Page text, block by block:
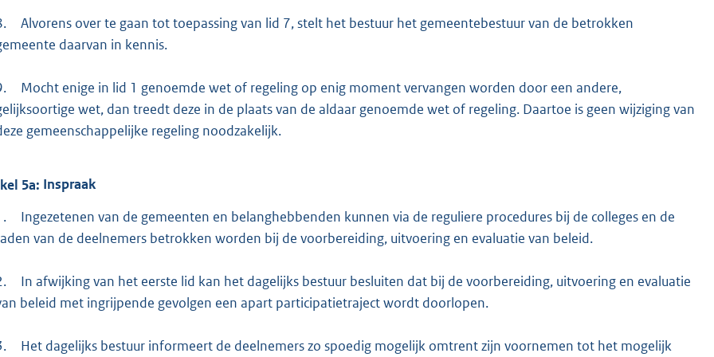
Alvorens over te gaan tot toepassing van lid 7, stelt het bestuur het gemeentebestuur van de betrokken
daarvan in kennis.
Mocht enige in lid 1 genoemde wet of regeling op enig moment vervangen worden door een andere,
wet, dan treedt deze in de plaats van de aldaar genoemde wet of regeling. Daartoe is geen wijziging van
gemeenschappelijke regeling noodzakelijk.
5a: Inspraak
Ingezetenen van de gemeenten en belanghebbenden kunnen via de reguliere procedures bij de colleges en de
van de deelnemers betrokken worden bij de voorbereiding, uitvoering en evaluatie van beleid.
In afwijking van het eerste lid kan het dagelijks bestuur besluiten dat bij de voorbereiding, uitvoering en evaluatie
beleid met ingrijpende gevolgen een apart participatietraject wordt doorlopen.
Het dagelijks bestuur informeert de deelnemers zo spoedig mogelijk omtrent zijn voornemen tot het mogelijk